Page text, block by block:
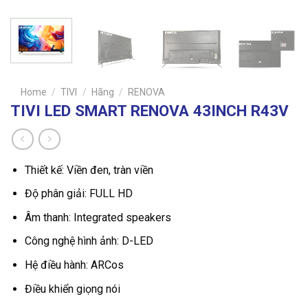
Home / TIVI / Hãng / RENOVA
TIVI LED SMART RENOVA 43INCH R43V
Thiết kế: Viền đen, tràn viền
Độ phân giải: FULL HD
Âm thanh: Integrated speakers
Công nghệ hình ảnh: D-LED
Hệ điều hành: ARCos
Điều khiển giọng nói